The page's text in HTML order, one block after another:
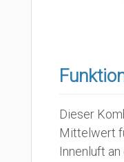
Dieser
Mittelwert
Innenluft